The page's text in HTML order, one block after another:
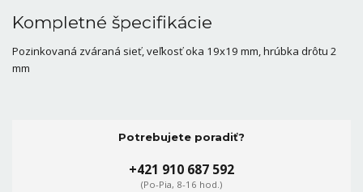
Kompletné špecifikácie
Pozinkovaná zváraná sieť, veľkosť oka 19x19 mm, hrúbka drôtu 2
mm
Potrebujete poradiť?
+421 910 687 592
(Po-Pia, 8-16 hod.)